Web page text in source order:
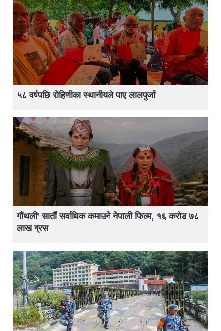
५८ वर्षपछि रोहिणीका स्थानीयले पाए लालपुर्जा
गौंथली’ सातौं सर्वाधिक कमाउने नेपाली फिल्म, १६ करोड ७८
लाख ग्रस